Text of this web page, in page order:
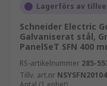
Lagerförs av
Schneider Electric
Galvaniserat stål,
PanelSeT SFN 400
RS-artikelnummer 285-
Tillv. art.nr